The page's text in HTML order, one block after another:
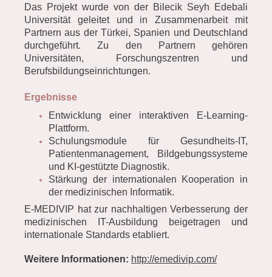
Das Projekt wurde von der Bilecik Seyh Edebali
Universität geleitet und in Zusammenarbeit mit
Partnern aus der Türkei, Spanien und Deutschland
durchgeführt. Zu den Partnern gehören
Universitäten, Forschungszentren und
Berufsbildungseinrichtungen.
Ergebnisse
Entwicklung einer interaktiven E-Learning-
Plattform.
Schulungsmodule für Gesundheits-IT,
Patientenmanagement, Bildgebungssysteme
und KI-gestützte Diagnostik.
Stärkung der internationalen Kooperation in
der medizinischen Informatik.
E-MEDIVIP hat zur nachhaltigen Verbesserung der
medizinischen IT-Ausbildung beigetragen und
internationale Standards etabliert.
Weitere Informationen: http://emedivip.com/